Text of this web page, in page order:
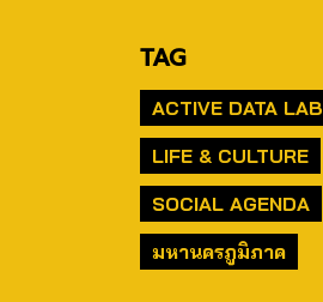
TAG
ACTIVE DATA LAB
LIFE & CULTURE
SOCIAL AGENDA
มหานครภูมิภาค